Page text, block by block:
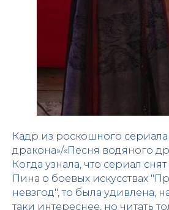
Кадр из роскошного
дракона»/«Песня водяного
Когда узнала, что сериал
Пина о боевых искусствах
невзгод", то была удивлена,
таки интереснее, но читать